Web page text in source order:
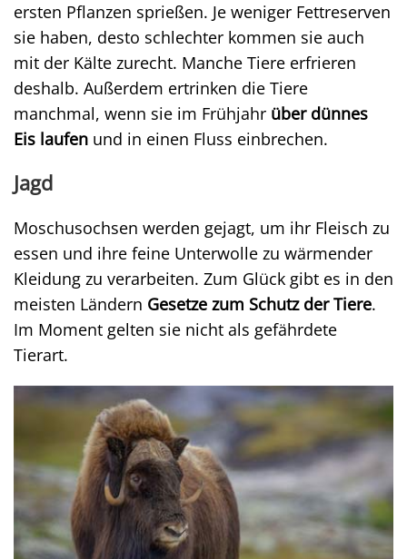
ersten Pflanzen sprießen. Je weniger Fettreserven
sie haben, desto schlechter kommen sie auch
mit der Kälte zurecht. Manche Tiere erfrieren
deshalb. Außerdem ertrinken die Tiere
manchmal, wenn sie im Frühjahr über dünnes
Eis laufen und in einen Fluss einbrechen.
Jagd
Moschusochsen werden gejagt, um ihr Fleisch zu
essen und ihre feine Unterwolle zu wärmender
Kleidung zu verarbeiten. Zum Glück gibt es in den
meisten Ländern Gesetze zum Schutz der Tiere.
Im Moment gelten sie nicht als gefährdete
Tierart.